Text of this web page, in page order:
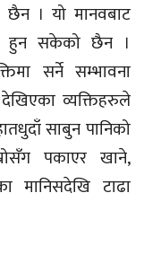
। यो मानवबाट
हुन सकेको छैन ।
सर्ने सम्भावना
व्यक्तिहरुले
साबुन पानिको
पकाएर खाने,
मानिसदेखि टाढा